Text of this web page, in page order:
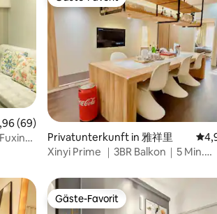
Bewertung: 4,96 von 5, 69
(69)
Gäste-Favorit
Privatunterkunft in 雅祥里
Xinyi Prime ｜3BR Balkon｜5 Min.
Gäste-Favorit
Gäste-Favorit